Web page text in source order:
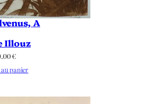
A
Illouz
€
panier